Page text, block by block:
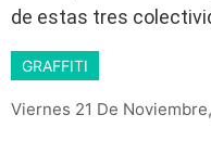
de estas tres
GRAFFITI
Viernes 21 De